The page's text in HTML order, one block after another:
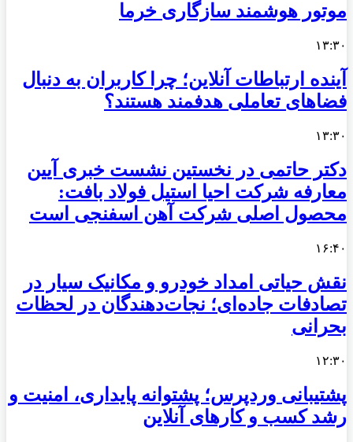
موتور هوشمند سازگاری خرما
۱۳:۳۰
آینده ارتباطات آنلاین؛ چرا کاربران به دنبال
فضاهای تعاملی هدفمند هستند؟
۱۳:۳۰
دکتر حاتمی در نخستین نشست خبری آیین
معارفه شرکت احیا استیل فولاد بافت:
محصول اصلی شرکت آهن اسفنجی است
۱۶:۴۰
نقش حیاتی امداد خودرو و مکانیک سیار در
تصادفات جاده‌ای؛ نجات‌دهندگان در لحظات
بحرانی
۱۲:۳۰
پشتیبانی وردپرس؛ پشتوانه پایداری، امنیت و
رشد کسب‌ و کارهای آنلاین